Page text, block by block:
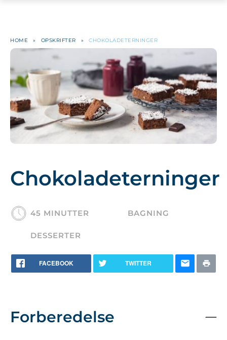
HOME » OPSKRIFTER » CHOKOLADETERNINGER
Chokoladeterninger
45 MINUTTER BAGNING
DESSERTER
FACEBOOK TWITTER
Forberedelse